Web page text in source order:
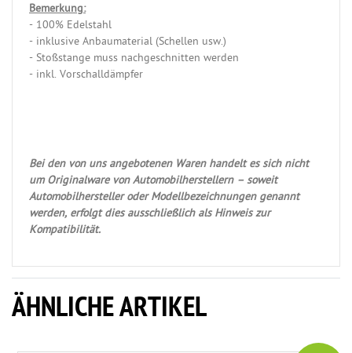
Bemerkung:
- 100% Edelstahl
- inklusive Anbaumaterial (Schellen usw.)
- Stoßstange muss nachgeschnitten werden
- inkl. Vorschalldämpfer
Bei den von uns angebotenen Waren handelt es sich nicht
um Originalware von Automobilherstellern – soweit
Automobilhersteller oder Modellbezeichnungen genannt
werden, erfolgt dies ausschließlich als Hinweis zur
Kompatibilität.
ÄHNLICHE ARTIKEL